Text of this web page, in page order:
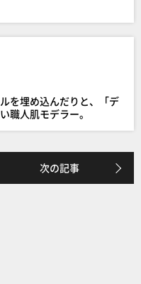
n
e
を埋め込んだりと、「デ
職人肌モデラー。
次の記事